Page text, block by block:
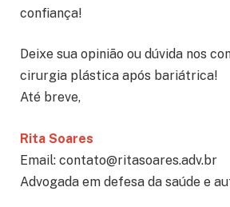
confiança!
Deixe sua opinião ou dúvida nos
cirurgia plástica após bariátrica!
Até breve,
Rita Soares
Email: contato@ritasoares.adv.br
Advogada em defesa da saúde e